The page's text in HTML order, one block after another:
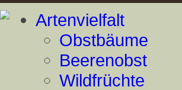
Artenvielfalt
Obstbäume
Beerenobst
Wildfrüchte